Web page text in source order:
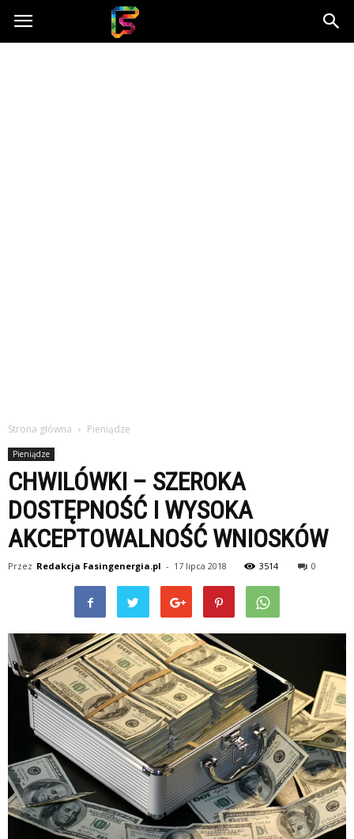
Fasingenergia.pl
Strona główna Pieniądze
Pieniądze
CHWILÓWKI – SZEROKA
DOSTĘPNOŚĆ I WYSOKA
AKCEPTOWALNOŚĆ WNIOSKÓW
Przez Redakcja Fasingenergia.pl - 17 lipca 2018 3514 0